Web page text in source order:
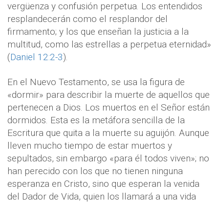
vergüenza y confusión perpetua. Los entendidos
resplandecerán como el resplandor del
firmamento; y los que enseñan la justicia a la
multitud, como las estrellas a perpetua eternidad»
(Daniel 12:2-3).
En el Nuevo Testamento, se usa la figura de
«dormir» para describir la muerte de aquellos que
pertenecen a Dios. Los muertos en el Señor están
dormidos. Esta es la metáfora sencilla de la
Escritura que quita a la muerte su aguijón. Aunque
lleven mucho tiempo de estar muertos y
sepultados, sin embargo «para él todos viven»; no
han perecido con los que no tienen ninguna
esperanza en Cristo, sino que esperan la venida
del Dador de Vida, quien los llamará a una vida